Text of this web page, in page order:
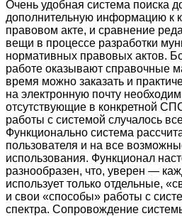
Очень удобная система поиска
дополнительную информацию к
правовом акте, и сравнение
вещи в процессе разработки
нормативных правовых актов.
работе оказывают справочные
время можно заказать и
на электронную почту
отсутствующие в конкретной
работы с системой случалось
Функционально система
пользователя и на все
использования. Функционал
разнообразен, что, уверен —
использует только отдельные,
и свои «способы» работы с
спектра. Сопровождение